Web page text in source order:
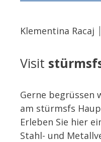
Klementina Racaj
Visit
Gerne begrüssen
am stürmsfs
Erleben Sie hier
Stahl- und